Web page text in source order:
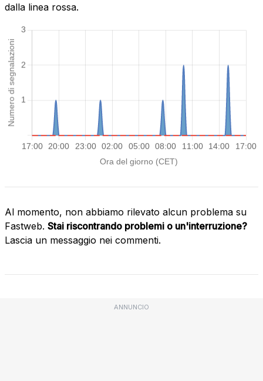
dalla linea rossa.
Al momento, non abbiamo rilevato alcun problema su
Fastweb. Stai riscontrando problemi o un'interruzione?
Lascia un messaggio nei commenti.
ANNUNCIO